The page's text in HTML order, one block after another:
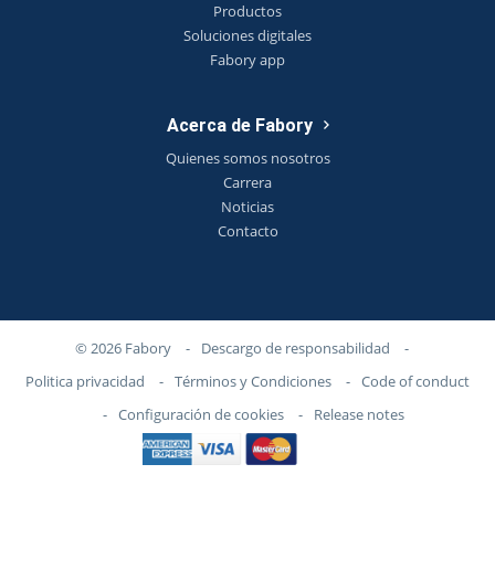
Productos
Soluciones digitales
Fabory app
Acerca de Fabory
Quienes somos nosotros
Carrera
Noticias
Contacto
© 2026 Fabory - Descargo de responsabilidad
-
Politica privacidad
- Términos y Condiciones - Code of conduct
- Configuración de cookies - Release notes